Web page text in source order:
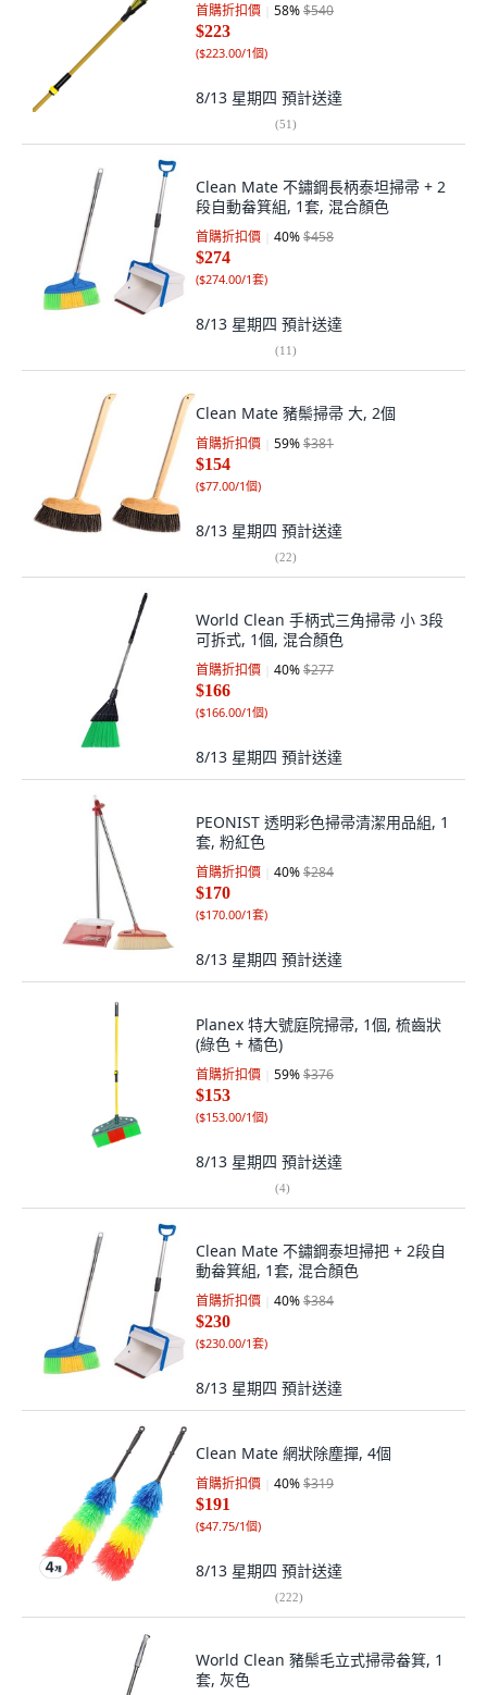
首購折扣價 58%$540
$223
($223.00/1個)
8/13 星期四 預計送達
(51)
Clean Mate 不鏽鋼長柄泰坦掃帚 + 2
段自動畚箕組, 1套, 混合顏色
首購折扣價 40%$458
$274
($274.00/1套)
8/13 星期四 預計送達
(11)
Clean Mate 豬鬃掃帚 大, 2個
首購折扣價 59%$381
$154
($77.00/1個)
8/13 星期四 預計送達
(22)
World Clean 手柄式三角掃帚 小 3段
可拆式, 1個, 混合顏色
首購折扣價 40%$277
$166
($166.00/1個)
8/13 星期四 預計送達
PEONIST 透明彩色掃帚清潔用品組, 1
套, 粉紅色
首購折扣價 40%$284
$170
($170.00/1套)
8/13 星期四 預計送達
Planex 特大號庭院掃帚, 1個, 梳齒狀
(綠色 + 橘色)
首購折扣價 59%$376
$153
($153.00/1個)
8/13 星期四 預計送達
(4)
Clean Mate 不鏽鋼泰坦掃把 + 2段自
動畚箕組, 1套, 混合顏色
首購折扣價 40%$384
$230
($230.00/1套)
8/13 星期四 預計送達
Clean Mate 網狀除塵撣, 4個
首購折扣價 40%$319
$191
($47.75/1個)
8/13 星期四 預計送達
(222)
World Clean 豬鬃毛立式掃帚畚箕, 1
套, 灰色